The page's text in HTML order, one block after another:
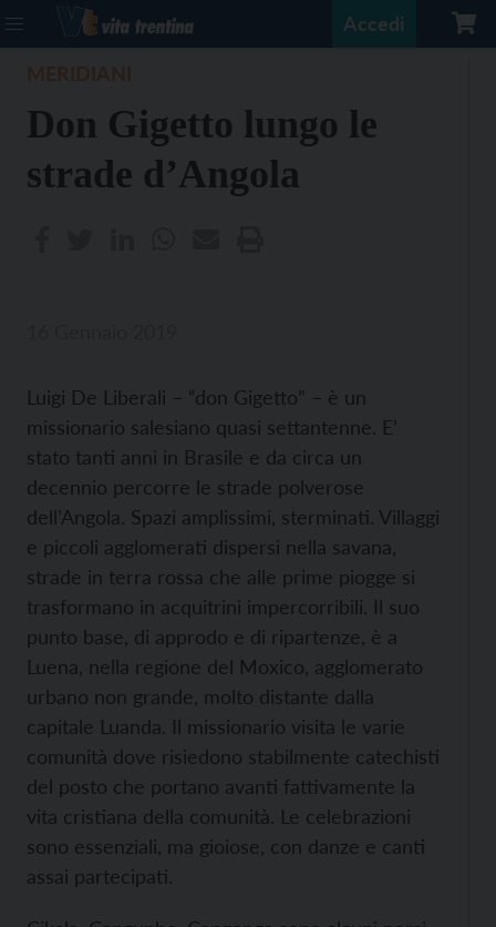
Accedi
Don Gigetto lungo le
strade d’Angola
Luigi De Liberali – “don Gigetto” – è un
missionario salesiano quasi settantenne. E’
stato tanti anni in Brasile e da circa un
decennio percorre le strade polverose
dell’Angola. Spazi amplissimi, sterminati. Villaggi
e piccoli agglomerati dispersi nella savana,
strade in terra rossa che alle prime piogge si
trasformano in acquitrini impercorribili. Il suo
punto base, di approdo e di ripartenze, è a
Luena, nella regione del Moxico, agglomerato
urbano non grande, molto distante dalla
capitale Luanda. Il missionario visita le varie
comunità dove risiedono stabilmente catechisti
del posto che portano avanti fattivamente la
vita cristiana della comunità. Le celebrazioni
sono essenziali, ma gioiose, con danze e canti
assai partecipati.